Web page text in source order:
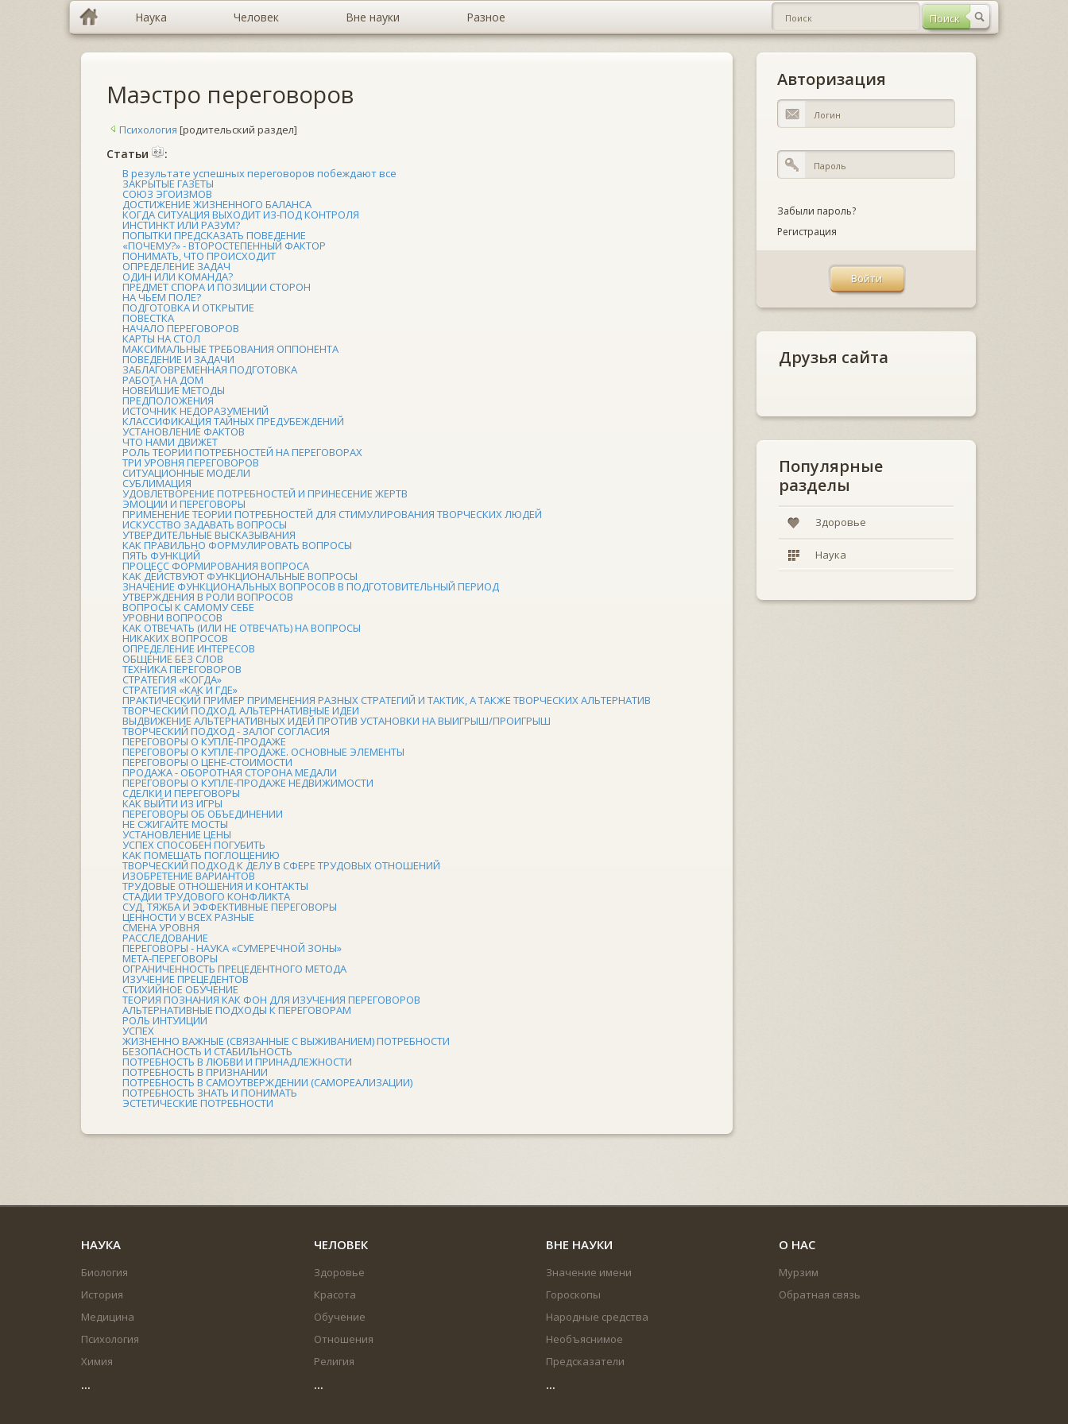
Наука Человек Вне науки Разное
Маэстро переговоров
Психология [родительский раздел]
Cтатьи :
В результате успешных переговоров побеждают все
ЗАКРЫТЫЕ ГАЗЕТЫ
СОЮЗ ЭГОИЗМОВ
ДОСТИЖЕНИЕ ЖИЗНЕННОГО БАЛАНСА
КОГДА СИТУАЦИЯ ВЫХОДИТ ИЗ-ПОД КОНТРОЛЯ
ИНСТИНКТ ИЛИ РАЗУМ?
ПОПЫТКИ ПРЕДСКАЗАТЬ ПОВЕДЕНИЕ
«ПОЧЕМУ?» - ВТОРОСТЕПЕННЫЙ ФАКТОР
ПОНИМАТЬ, ЧТО ПРОИСХОДИТ
ОПРЕДЕЛЕНИЕ ЗАДАЧ
ОДИН ИЛИ КОМАНДА?
ПРЕДМЕТ СПОРА И ПОЗИЦИИ СТОРОН
НА ЧЬЕМ ПОЛЕ?
ПОДГОТОВКА И ОТКРЫТИЕ
ПОВЕСТКА
НАЧАЛО ПЕРЕГОВОРОВ
КАРТЫ НА СТОЛ
МАКСИМАЛЬНЫЕ ТРЕБОВАНИЯ ОППОНЕНТА
ПОВЕДЕНИЕ И ЗАДАЧИ
ЗАБЛАГОВРЕМЕННАЯ ПОДГОТОВКА
РАБОТА НА ДОМ
НОВЕЙШИЕ МЕТОДЫ
ПРЕДПОЛОЖЕНИЯ
ИСТОЧНИК НЕДОРАЗУМЕНИЙ
КЛАССИФИКАЦИЯ ТАЙНЫХ ПРЕДУБЕЖДЕНИЙ
УСТАНОВЛЕНИЕ ФАКТОВ
ЧТО НАМИ ДВИЖЕТ
РОЛЬ ТЕОРИИ ПОТРЕБНОСТЕЙ НА ПЕРЕГОВОРАХ
ТРИ УРОВНЯ ПЕРЕГОВОРОВ
СИТУАЦИОННЫЕ МОДЕЛИ
СУБЛИМАЦИЯ
УДОВЛЕТВОРЕНИЕ ПОТРЕБНОСТЕЙ И ПРИНЕСЕНИЕ ЖЕРТВ
ЭМОЦИИ И ПЕРЕГОВОРЫ
ПРИМЕНЕНИЕ ТЕОРИИ ПОТРЕБНОСТЕЙ ДЛЯ СТИ­МУЛИРОВАНИЯ ТВОРЧЕСКИХ ЛЮДЕЙ
ИСКУССТВО ЗАДАВАТЬ ВОПРОСЫ
УТВЕРДИТЕЛЬНЫЕ ВЫСКАЗЫВАНИЯ
КАК ПРАВИЛЬНО ФОРМУЛИРОВАТЬ ВОПРОСЫ
ПЯТЬ ФУНКЦИЙ
ПРОЦЕСС ФОРМИРОВАНИЯ ВОПРОСА
КАК ДЕЙСТВУЮТ ФУНКЦИОНАЛЬНЫЕ ВОПРОСЫ
ЗНАЧЕНИЕ ФУНКЦИОНАЛЬНЫХ ВОПРОСОВ В ПОДГОТОВИТЕЛЬНЫЙ ПЕРИОД
УТВЕРЖДЕНИЯ В РОЛИ ВОПРОСОВ
ВОПРОСЫ К САМОМУ СЕБЕ
УРОВНИ ВОПРОСОВ
КАК ОТВЕЧАТЬ (ИЛИ НЕ ОТВЕЧАТЬ) НА ВОПРОСЫ
НИКАКИХ ВОПРОСОВ
ОПРЕДЕЛЕНИЕ ИНТЕРЕСОВ
ОБЩЕНИЕ БЕЗ СЛОВ
ТЕХНИКА ПЕРЕГОВОРОВ
СТРАТЕГИЯ «КОГДА»
СТРАТЕГИЯ «КАК И ГДЕ»
ПРАКТИЧЕСКИЙ ПРИМЕР ПРИМЕНЕНИЯ РАЗНЫХ СТРАТЕГИЙ И ТАКТИК, А ТАКЖЕ ТВОРЧЕСКИХ АЛЬТЕРНАТИВ
ТВОРЧЕСКИЙ ПОДХОД. АЛЬТЕРНАТИВНЫЕ ИДЕИ
ВЫДВИЖЕНИЕ АЛЬТЕРНАТИВНЫХ ИДЕЙ ПРОТИВ УСТАНОВКИ НА ВЫИГРЫШ/ПРОИГРЫШ
ТВОРЧЕСКИЙ ПОДХОД - ЗАЛОГ СОГЛАСИЯ
ПЕРЕГОВОРЫ О КУПЛЕ-ПРОДАЖЕ
ПЕРЕГОВОРЫ О КУПЛЕ-ПРОДАЖЕ. ОСНОВНЫЕ ЭЛЕМЕНТЫ
ПЕРЕГОВОРЫ О ЦЕНЕ-СТОИМОСТИ
ПРОДАЖА - ОБОРОТНАЯ СТОРОНА МЕДАЛИ
ПЕРЕГОВОРЫ О КУПЛЕ-ПРОДАЖЕ НЕДВИЖИМОСТИ
СДЕЛКИ И ПЕРЕГОВОРЫ
КАК ВЫЙТИ ИЗ ИГРЫ
ПЕРЕГОВОРЫ ОБ ОБЪЕДИНЕНИИ
НЕ СЖИГАЙТЕ МОСТЫ
УСТАНОВЛЕНИЕ ЦЕНЫ
УСПЕХ СПОСОБЕН ПОГУБИТЬ
КАК ПОМЕШАТЬ ПОГЛОЩЕНИЮ
ТВОРЧЕСКИЙ ПОДХОД К ДЕЛУ В СФЕРЕ ТРУДОВЫХ ОТНОШЕНИЙ
ИЗОБРЕТЕНИЕ ВАРИАНТОВ
ТРУДОВЫЕ ОТНОШЕНИЯ И КОНТАКТЫ
СТАДИИ ТРУДОВОГО КОНФЛИКТА
СУД, ТЯЖБА И ЭФФЕКТИВНЫЕ ПЕРЕГОВОРЫ
ЦЕННОСТИ У ВСЕХ РАЗНЫЕ
СМЕНА УРОВНЯ
РАССЛЕДОВАНИЕ
ПЕРЕГОВОРЫ - НАУКА «СУМЕРЕЧНОЙ ЗОНЫ»
МЕТА-ПЕРЕГОВОРЫ
ОГРАНИЧЕННОСТЬ ПРЕЦЕДЕНТНОГО МЕТОДА
ИЗУЧЕНИЕ ПРЕЦЕДЕНТОВ
СТИХИЙНОЕ ОБУЧЕНИЕ
ТЕОРИЯ ПОЗНАНИЯ КАК ФОН ДЛЯ ИЗУЧЕНИЯ ПЕРЕГОВОРОВ
АЛЬТЕРНАТИВНЫЕ ПОДХОДЫ К ПЕРЕГОВОРАМ
РОЛЬ ИНТУИЦИИ
УСПЕХ
ЖИЗНЕННО ВАЖНЫЕ (СВЯЗАННЫЕ С ВЫЖИВАНИЕМ) ПОТРЕБНОСТИ
БЕЗОПАСНОСТЬ И СТАБИЛЬНОСТЬ
ПОТРЕБНОСТЬ В ЛЮБВИ И ПРИНАДЛЕЖНОСТИ
ПОТРЕБНОСТЬ В ПРИЗНАНИИ
ПОТРЕБНОСТЬ В САМОУТВЕРЖДЕНИИ (САМОРЕАЛИЗАЦИИ)
ПОТРЕБНОСТЬ ЗНАТЬ И ПОНИМАТЬ
ЭСТЕТИЧЕСКИЕ ПОТРЕБНОСТИ
Авторизация
Забыли пароль?
Регистрация
Друзья сайта
Популярные
разделы
Здоровье
Наука
НАУКА
Биология
История
Медицина
Психология
Химия
...
ЧЕЛОВЕК
Здоровье
Красота
Обучение
Отношения
Религия
...
ВНЕ НАУКИ
Значение имени
Гороскопы
Народные средства
Необъяснимое
Предсказатели
...
О НАС
Мурзим
Обратная связь